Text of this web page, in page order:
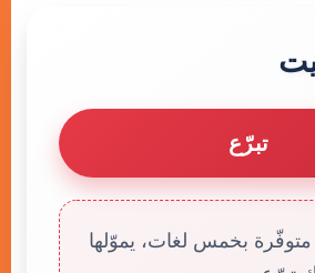
تبرّع
بخمس لغات، يموّلها